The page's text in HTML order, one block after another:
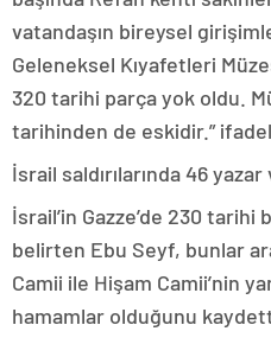
vatandaşın bireysel
Geleneksel Kıyafetleri
320 tarihi parça yok oldu.
tarihinden de eskidir.”
İsrail saldırılarında 46
İsrail’in Gazze’de 230
belirten Ebu Seyf, bunlar
Camii ile Hişam Camii’nin
hamamlar olduğunu